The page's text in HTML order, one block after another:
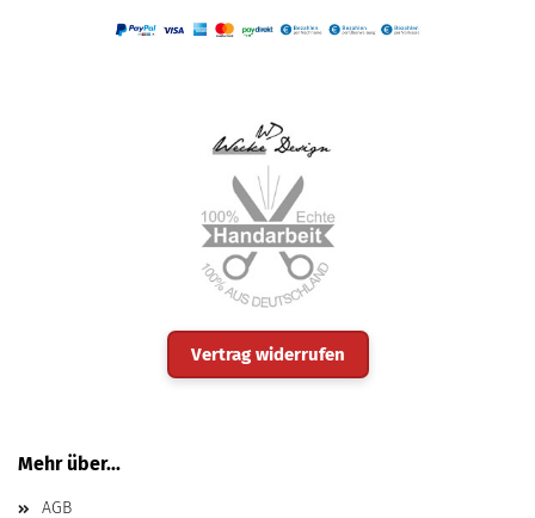
Vertrag widerrufen
Mehr über...
AGB